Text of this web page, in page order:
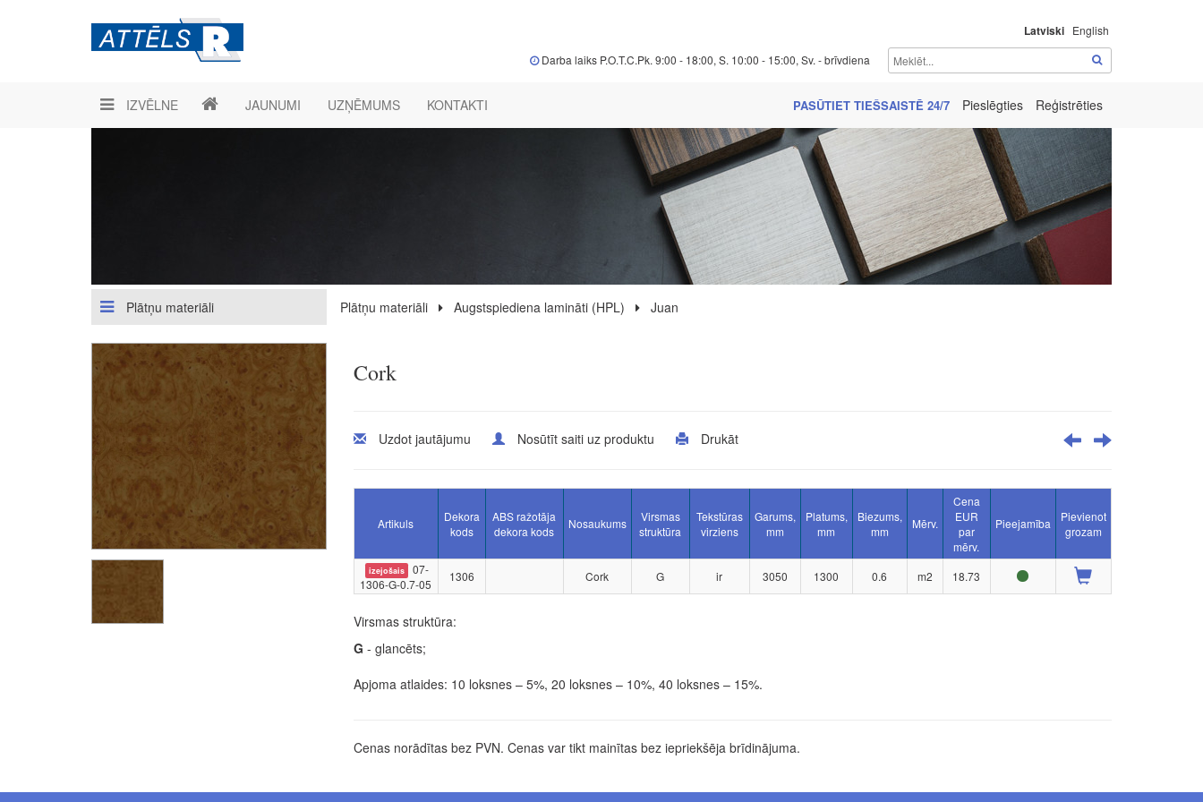
Latviski English
Darba laiks P.O.T.C.Pk. 9:00 - 18:00, S. 10:00 - 15:00, Sv. - brīvdiena
IZVĒLNE JAUNUMI UZŅĒMUMS KONTAKTI PASŪTIET TIEŠSAISTĒ 24/7 Pieslēgties Reģistrēties
Plātņu materiāli Plātņu materiāli Augstspiediena lamināti (HPL) Juan
Cork
Uzdot jautājumu Nosūtīt saiti uz produktu Drukāt
Artikuls
Dekora
kods
ABS ražotāja
dekora kods
Nosaukums
Virsmas
struktūra
Tekstūras
virziens
Garums,
mm
Platums,
mm
Biezums,
mm
Mērv.
Cena
EUR
par
mērv.
Pieejamība
Pievienot
grozam
izejošais
07-
1306-G-0.7-05
1306 Cork G ir 3050 1300 0.6 m2 18.73
Virsmas struktūra:
G - glancēts;
Apjoma atlaides: 10 loksnes – 5%, 20 loksnes – 10%, 40 loksnes – 15%.
Cenas norādītas bez PVN. Cenas var tikt mainītas bez iepriekšēja brīdinājuma.